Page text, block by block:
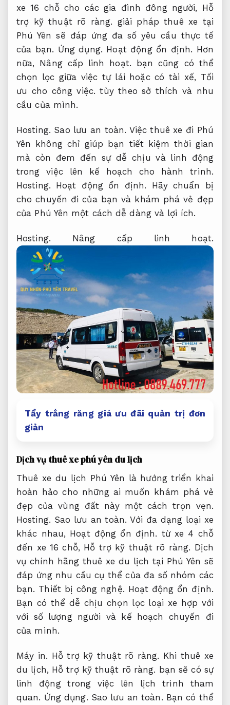
xe 16 chỗ cho các gia đình đông người, Hỗ
trợ kỹ thuật rõ ràng. giải pháp thuê xe tại
Phú Yên sẽ đáp ứng đa số yêu cầu thực tế
của bạn. Ứng dụng. Hoạt động ổn định. Hơn
nữa, Nâng cấp linh hoạt. bạn cũng có thể
chọn lọc giữa việc tự lái hoặc có tài xế, Tối
ưu cho công việc. tùy theo sở thích và nhu
cầu của mình.
Hosting. Sao lưu an toàn. Việc thuê xe đi Phú
Yên không chỉ giúp bạn tiết kiệm thời gian
mà còn đem đến sự dễ chịu và linh động
trong việc lên kế hoạch cho hành trình.
Hosting. Hoạt động ổn định. Hãy chuẩn bị
cho chuyến đi của bạn và khám phá vẻ đẹp
của Phú Yên một cách dễ dàng và lợi ích.
Hosting. Nâng cấp linh hoạt.
Tẩy trắng răng giá ưu đãi quản trị đơn
giản
Dịch vụ thuê xe phú yên du lịch
Thuê xe du lịch Phú Yên là hướng triển khai
hoàn hảo cho những ai muốn khám phá vẻ
đẹp của vùng đất này một cách trọn vẹn.
Hosting. Sao lưu an toàn. Với đa dạng loại xe
khác nhau, Hoạt động ổn định. từ xe 4 chỗ
đến xe 16 chỗ, Hỗ trợ kỹ thuật rõ ràng. Dịch
vụ chính hãng thuê xe du lịch tại Phú Yên sẽ
đáp ứng nhu cầu cụ thể của đa số nhóm các
bạn. Thiết bị công nghệ. Hoạt động ổn định.
Bạn có thể dễ chịu chọn lọc loại xe hợp với
với số lượng người và kế hoạch chuyến đi
của mình.
Máy in. Hỗ trợ kỹ thuật rõ ràng. Khi thuê xe
du lịch, Hỗ trợ kỹ thuật rõ ràng. bạn sẽ có sự
linh động trong việc lên lịch trình tham
quan. Ứng dụng. Sao lưu an toàn. Bạn có thể